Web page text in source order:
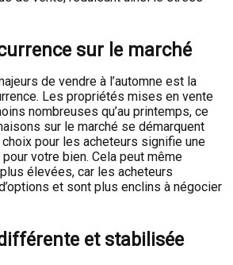
sur le marché
de vendre à l’automne est la
Les propriétés mises en vente
nombreuses qu’au printemps, ce
sur le marché se démarquent
pour les acheteurs signifie une
votre bien. Cela peut même
élevées, car les acheteurs
et sont plus enclins à négocier
et stabilisée